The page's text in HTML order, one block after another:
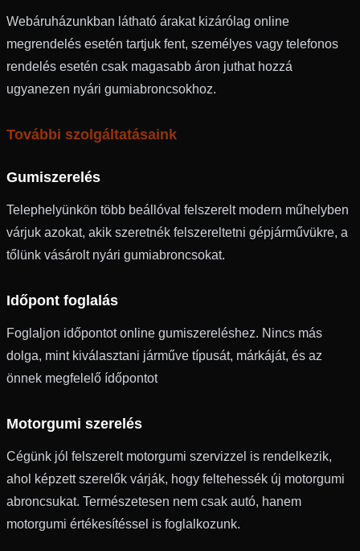
Webáruházunkban látható árakat kizárólag online
megrendelés esetén tartjuk fent, személyes vagy telefonos
rendelés esetén csak magasabb áron juthat hozzá
ugyanezen nyári gumiabroncsokhoz.
További szolgáltatásaink
Gumiszerelés
Telephelyünkön több beállóval felszerelt modern műhelyben
várjuk azokat, akik szeretnék felszereltetni gépjárművükre, a
tőlünk vásárolt nyári gumiabroncsokat.
Időpont foglalás
Foglaljon időpontot online gumiszereléshez. Nincs más
dolga, mint kiválasztani járműve típusát, márkáját, és az
önnek megfelelő ídőpontot
Motorgumi szerelés
Cégünk jól felszerelt motorgumi szervizzel is rendelkezik,
ahol képzett szerelők várják, hogy feltehessék új motorgumi
abroncsukat. Természetesen nem csak autó, hanem
motorgumi értékesítéssel is foglalkozunk.